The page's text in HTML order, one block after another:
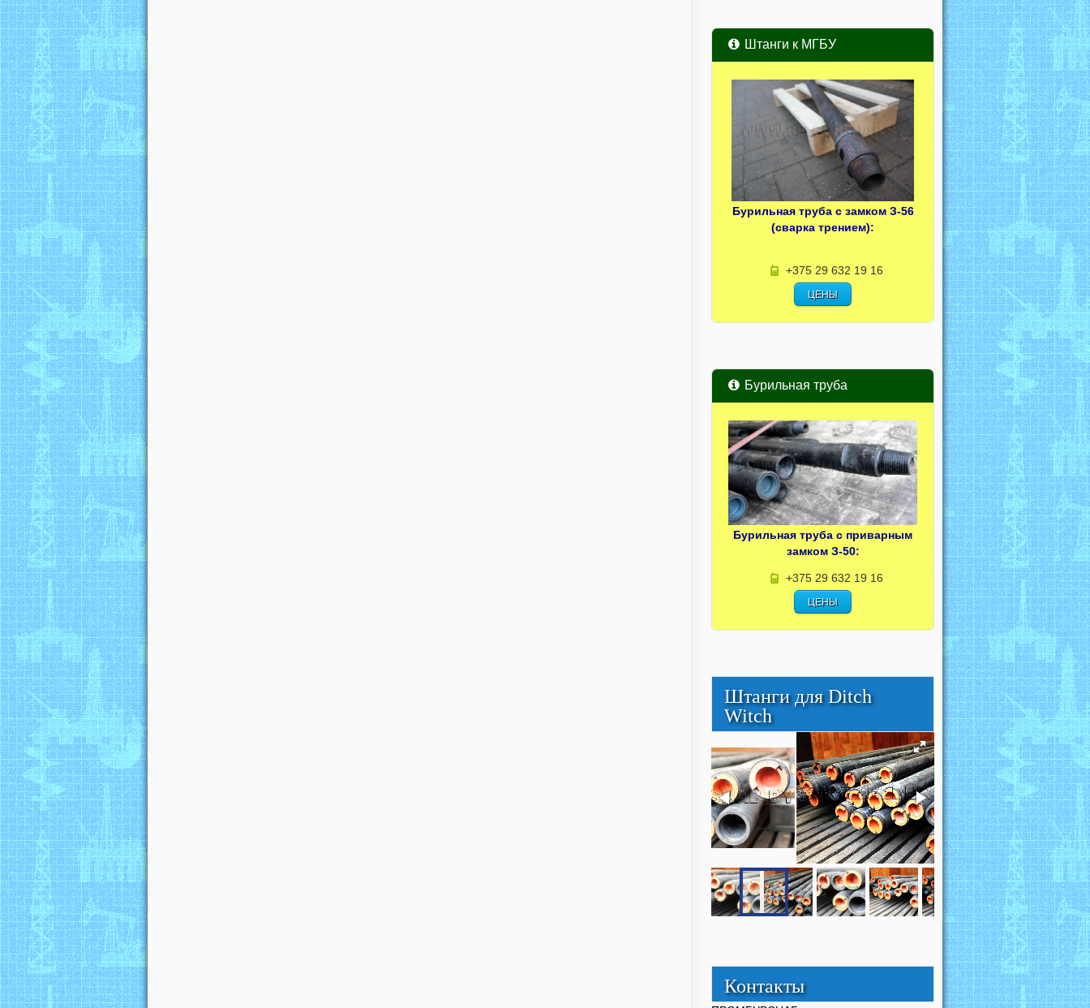
Штанги к МГБУ
Бурильная труба с замком З-56
(сварка трением):
+375 29 632 19 16
ЦЕНЫ
Бурильная труба
Бурильная труба с приварным
замком З-50:
+375 29 632 19 16
ЦЕНЫ
Штанги для Ditch
Witch
Контакты